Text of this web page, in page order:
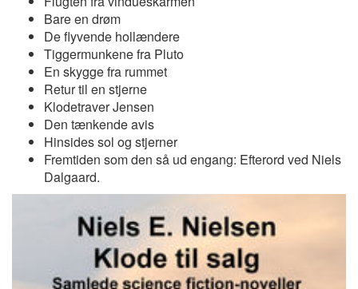
Bare en drøm
De flyvende hollændere
Tiggermunkene fra Pluto
En skygge fra rummet
Retur til en stjerne
Klodetraver Jensen
Den tænkende avis
Hinsides sol og stjerner
Fremtiden som den så ud engang: Efterord ved Niels
Dalgaard.